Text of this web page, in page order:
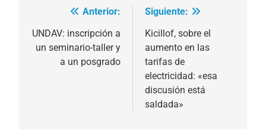
Navegación
de
entradas
Anterior:
UNDAV: inscripción a
un seminario-taller y
a un posgrado
Siguiente:
Kicillof, sobre el
aumento en las
tarifas de
electricidad: «esa
discusión está
saldada»